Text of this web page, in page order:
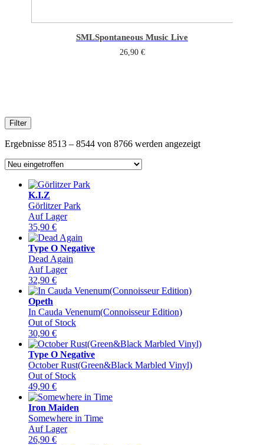
SMLSpontaneous Music Live
26,90 €
Filter
Ergebnisse 8513 – 8544 von 8766 werden angezeigtSorted
K.I.Z
Görlitzer Park
Auf Lager
35,90 €
Type O Negative
Dead Again
Auf Lager
32,90 €
Opeth
In Cauda Venenum(Connoisseur Edition)
Out of Stock
30,90 €
Type O Negative
October Rust(Green&Black Marbled Vinyl)
Out of Stock
49,90 €
Iron Maiden
Somewhere in Time
Auf Lager
26,90 €